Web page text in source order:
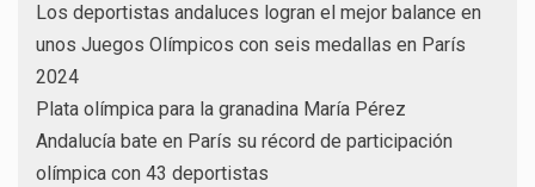
Los deportistas andaluces logran el mejor balance en
unos Juegos Olímpicos con seis medallas en París
2024
Plata olímpica para la granadina María Pérez
Andalucía bate en París su récord de participación
olímpica con 43 deportistas